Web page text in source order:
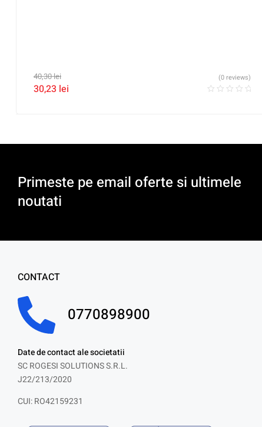
40,30lei
30,23 lei
(0 reviews)
Primeste pe email oferte si ultimele
noutati
CONTACT
0770898900
Date de contact ale societatii
SC ROGESI SOLUTIONS S.R.L.
J22/213/2020
CUI: RO42159231